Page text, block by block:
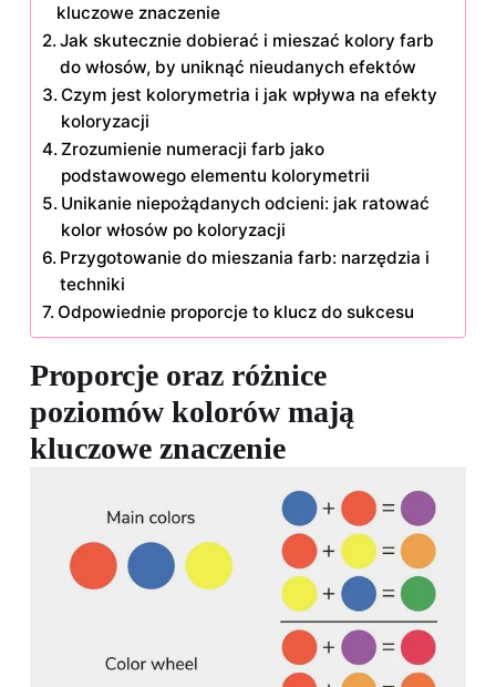
kluczowe znaczenie
Jak skutecznie dobierać i mieszać kolory farb
do włosów, by uniknąć nieudanych efektów
Czym jest kolorymetria i jak wpływa na efekty
koloryzacji
Zrozumienie numeracji farb jako
podstawowego elementu kolorymetrii
Unikanie niepożądanych odcieni: jak ratować
kolor włosów po koloryzacji
Przygotowanie do mieszania farb: narzędzia i
techniki
Odpowiednie proporcje to klucz do sukcesu
Proporcje oraz różnice
poziomów kolorów mają
kluczowe znaczenie